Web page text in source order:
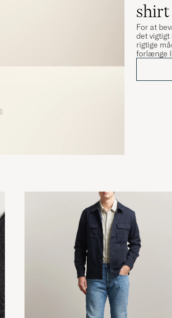
shirt
For at
det vigtigt
rigtige
forlænge